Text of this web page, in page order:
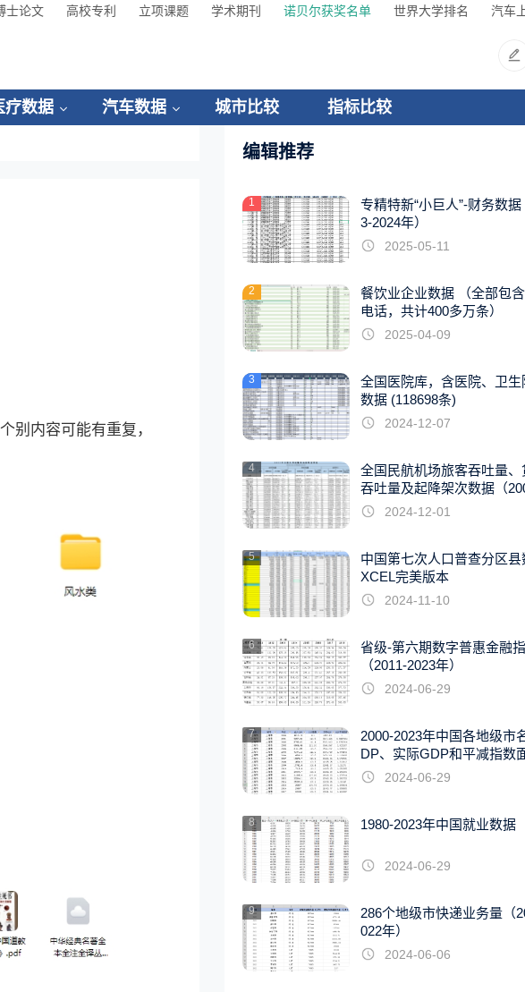
士论文 高校专利 立项课题 学术期刊 诺贝尔获奖名单 世界大学排名 汽车
疗数据 汽车数据 城市比较 指标比较
别内容可能有重复，
编辑推荐
1
专精特新“小巨人”-财务数据
3-2024年）
2025-05-11
2
餐饮业企业数据 （全部包
电话，共计400多万条）
2025-04-09
3
全国医院库，含医院、卫生
数据 (118698条)
2024-12-07
4
全国民航机场旅客吞吐量、
吞吐量及起降架次数据（
22年）2024-12-01
5
中国第七次人口普查分区县
XCEL完美版本
2024-11-10
6
省级-第六期数字普惠金融
（2011-2023年）
2024-06-29
7
2000-2023年中国各地级市
DP、实际GDP和平减指数
据
2024-06-29
8 1980-2023年中国就业数据
2024-06-29
9
286个地级市快递业务量（
022年）
2024-06-06